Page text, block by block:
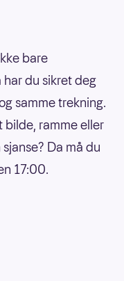
bare
du sikret deg
samme trekning.
ramme eller
Da må du
17:00.